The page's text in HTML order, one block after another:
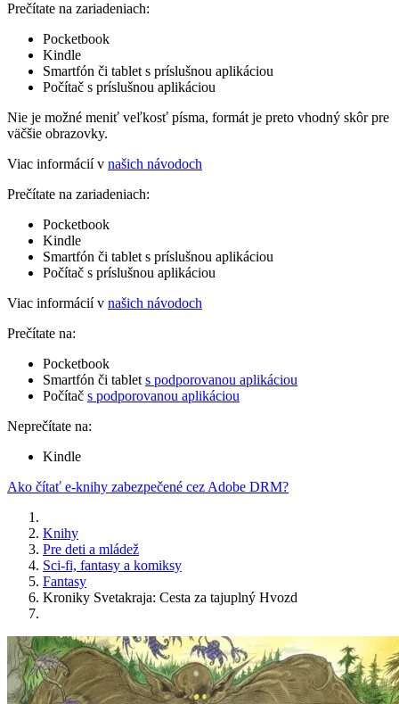
Prečítate na zariadeniach:
Pocketbook
Kindle
Smartfón či tablet s príslušnou aplikáciou
Počítač s príslušnou aplikáciou
Nie je možné meniť veľkosť písma, formát je preto vhodný skôr pre
väčšie obrazovky.
Viac informácií v našich návodoch
Prečítate na zariadeniach:
Pocketbook
Kindle
Smartfón či tablet s príslušnou aplikáciou
Počítač s príslušnou aplikáciou
Viac informácií v našich návodoch
Prečítate na:
Pocketbook
Smartfón či tablet s podporovanou aplikáciou
Počítač s podporovanou aplikáciou
Neprečítate na:
Kindle
Ako čítať e-knihy zabezpečené cez Adobe DRM?
Knihy
Pre deti a mládež
Sci-fi, fantasy a komiksy
Fantasy
Kroniky Svetakraja: Cesta za tajuplný Hvozd